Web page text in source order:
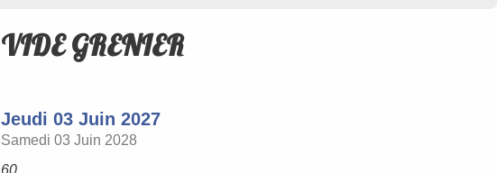
VIDE GRENIER
Jeudi 03 Juin 2027
Samedi 03 Juin 2028
60